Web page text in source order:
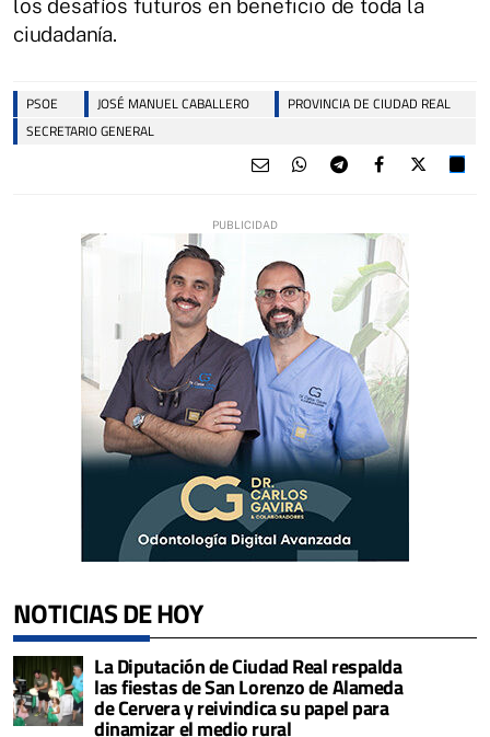
los desafíos futuros en beneficio de toda la
ciudadanía.
PSOE JOSÉ MANUEL CABALLERO
PROVINCIA DE CIUDAD REAL
SECRETARIO GENERAL
NOTICIAS DE HOY
La Diputación de Ciudad Real respalda
las fiestas de San Lorenzo de Alameda
de Cervera y reivindica su papel para
dinamizar el medio rural